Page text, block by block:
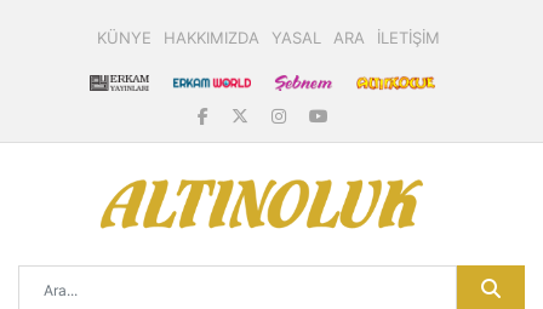
KÜNYE HAKKIMIZDA YASAL ARA İLETİŞİM